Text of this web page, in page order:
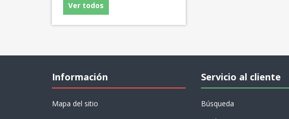
Ver todos
Información
Mapa del sitio
Servicio al cliente
Búsqueda